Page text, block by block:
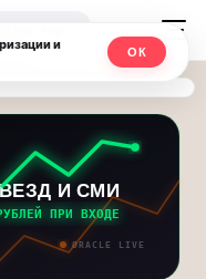
И СМИ
ПРИ ВХОДЕ
ORACLE LIVE
и
ОК